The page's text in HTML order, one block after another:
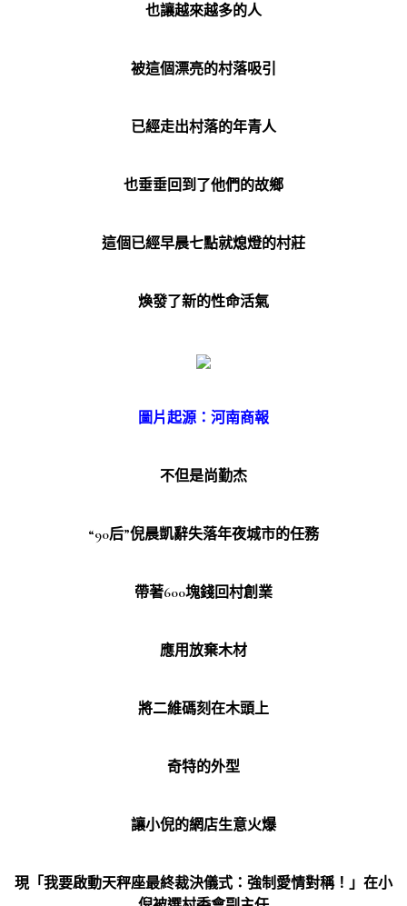
也讓越來越多的人
被這個漂亮的村落吸引
已經走出村落的年青人
也垂垂回到了他們的故鄉
這個已經早晨七點就熄燈的村莊
煥發了新的性命活氣
圖片起源：河南商報
不但是尚勤杰
“90后”倪晨凱辭失落年夜城市的任務
帶著600塊錢回村創業
應用放棄木材
將二維碼刻在木頭上
奇特的外型
讓小倪的網店生意火爆
現「我要啟動天秤座最終裁決儀式：強制愛情對稱！」在小